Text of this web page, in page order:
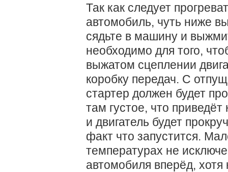
Так как следует
автомобиль, чуть ниже
сядьте в машину и
необходимо для того,
выжатом сцеплении
коробку передач. С
стартер должен будет
там густое, что
и двигатель будет
факт что запустится.
температурах не
автомобиля вперёд,